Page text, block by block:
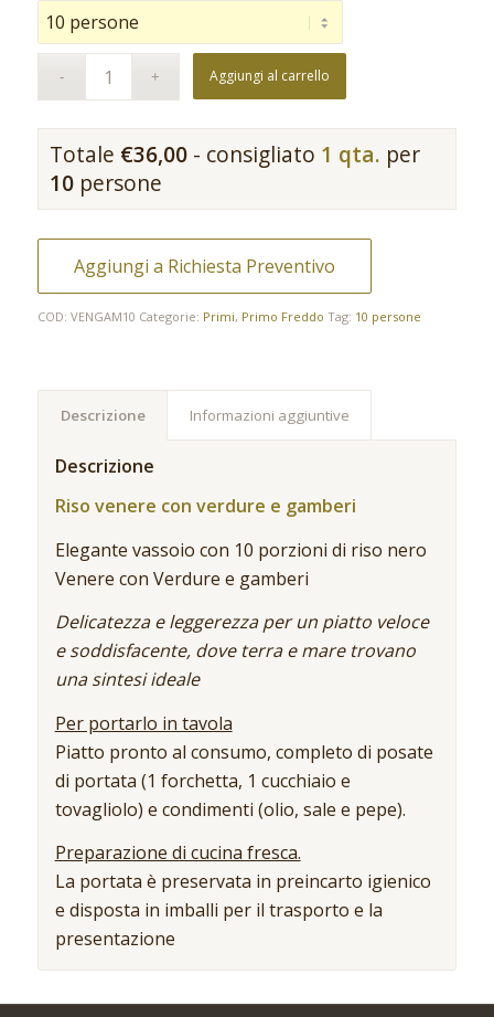
Aggiungi al carrello
Totale €36,00- consigliato 1 qta. per
10persone
Aggiungi a Richiesta Preventivo
COD: VENGAM10 Categorie: Primi, Primo Freddo Tag: 10 persone
Descrizione Informazioni aggiuntive
Descrizione
Riso venere con verdure e gamberi
Elegante vassoio con 10 porzioni di riso nero
Venere con Verdure e gamberi
Delicatezza e leggerezza per un piatto veloce
e soddisfacente, dove terra e mare trovano
una sintesi ideale
Per portarlo in tavola
Piatto pronto al consumo, completo di posate
di portata (1 forchetta, 1 cucchiaio e
tovagliolo) e condimenti (olio, sale e pepe).
Preparazione di cucina fresca.
La portata è preservata in preincarto igienico
e disposta in imballi per il trasporto e la
presentazione